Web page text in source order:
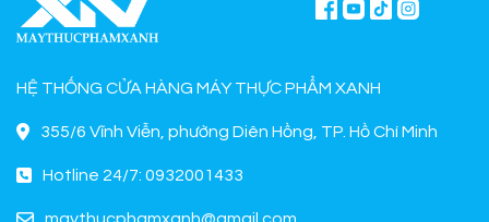
HỆ THỐNG CỬA HÀNG MÁY THỰC PHẨM XANH
355/6 Vĩnh Viễn, phường Diên Hồng, TP. Hồ Chí Minh
Hotline 24/7: 0932001433